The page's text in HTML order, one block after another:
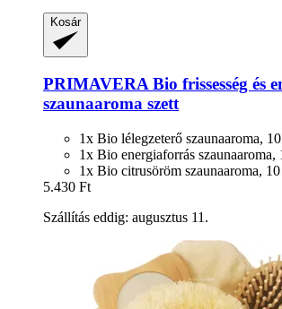
Kosár
PRIMAVERA Bio frissesség és
szaunaaroma szett
1x Bio lélegzeterő szaunaaroma,
1x Bio energiaforrás szaunaaroma,
1x Bio citrusöröm szaunaaroma,
5.430 Ft
Szállítás eddig: augusztus 11.